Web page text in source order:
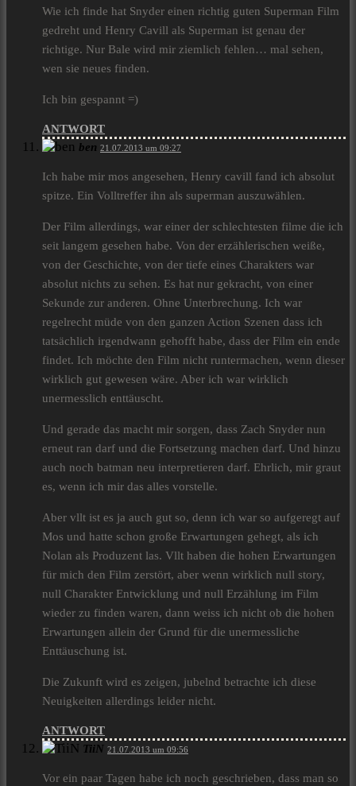
Wie ich finde hat Snyder einen richtig guten Superman Film
gedreht und Henry Cavill als Superman ist genau der
richtige. Nur Bale wird mir ziemlich fehlen… mal sehen,
wen sie neues finden.
Ich bin gespannt =)
ANTWORT
ben 21.07.2013 um 09:27
Ich habe mir mos angesehen, Henry cavill fand ich absolut
spitze. Ein Volltreffer ihn als superman auszuwählen.
Der Film allerdings, war einer der schlechtesten filme die ich
seit langem gesehen habe. Von der erzählerischen weiße,
von der Geschichte, von der tiefe eines Charakters war
absolut nichts zu sehen. Es hat nur gekracht, von einer
Sekunde zur anderen. Ohne Unterbrechung. Ich war
regelrecht müde von den ganzen Action Szenen dass ich
tatsächlich irgendwann gehofft habe, dass der Film ein ende
findet. Ich möchte den Film nicht runtermachen, wenn dieser
wirklich gut gewesen wäre. Aber ich war wirklich
unermesslich enttäuscht.
Und gerade das macht mir sorgen, dass Zach Snyder nun
erneut ran darf und die Fortsetzung machen darf. Und hinzu
auch noch batman neu interpretieren darf. Ehrlich, mir graut
es, wenn ich mir das alles vorstelle.
Aber vllt ist es ja auch gut so, denn ich war so aufgeregt auf
Mos und hatte schon große Erwartungen gehegt, als ich
Nolan als Produzent las. Vllt haben die hohen Erwartungen
für mich den Film zerstört, aber wenn wirklich null story,
null Charakter Entwicklung und null Erzählung im Film
wieder zu finden waren, dann weiss ich nicht ob die hohen
Erwartungen allein der Grund für die unermessliche
Enttäuschung ist.
Die Zukunft wird es zeigen, jubelnd betrachte ich diese
Neuigkeiten allerdings leider nicht.
ANTWORT
TiiN 21.07.2013 um 09:56
Vor ein paar Tagen habe ich noch geschrieben, dass man so